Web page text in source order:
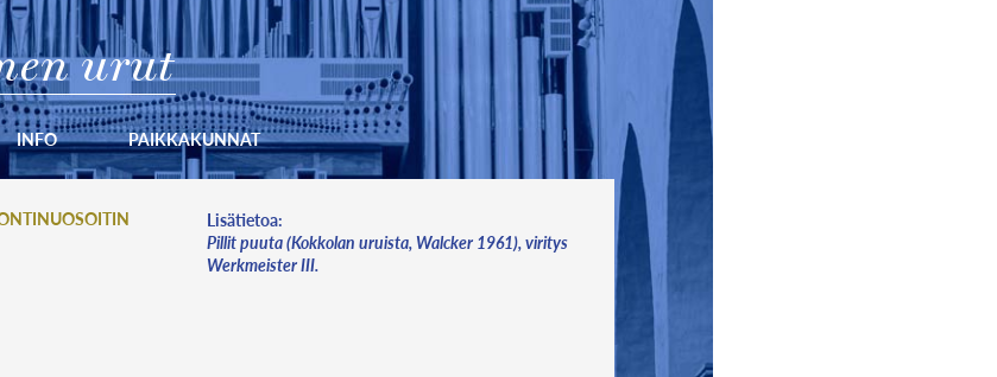
urut
INFO PAIKKAKUNNAT
Lisätietoa:
Pillit puuta (Kokkolan uruista, Walcker 1961), viritys
Werkmeister III.